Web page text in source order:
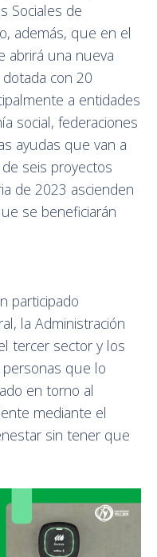
Sociales de
además, que en el
abrirá una nueva
con 20
a entidades
social, federaciones
ayudas que van a
seis proyectos
de 2023 ascienden
se beneficiarán
participado
la Administración
tercer sector y los
que lo
en torno al
mediante el
sin tener que